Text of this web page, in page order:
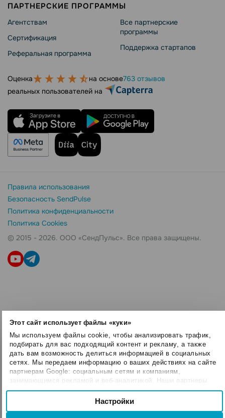
Этот сайт использует файлы «куки»
Мы используем файлы cookie, чтобы анализировать трафик,
подбирать для вас подходящий контент и рекламу, а также
дать вам возможность делиться информацией в социальных
сетях. Мы передаем информацию о ваших действиях на сайте
партнерам Google: социальным сетям и компаниям,
занимающимся рекламой и веб-аналитикой. Наши партнеры
могут комбинировать эти сведения с предоставленной вами
информацией, а также данными, которые они получили при
использовании вами их сервисов.
Выбор
Настройки
ПАРТНЕРСКИЕ ПРОГРАММЫ
Агентствам
Сертификация
Реферальная программа
Все партнерские
программы
Поддержка стартапов
Оценка на основе763 отзывов
реальных пользователей на
Правила использования
Безопасность SendPulse
Политика конфиденциальности
Политика Cookies
© 2015 - 2026. ООО «СендПульс». Все права защищены.